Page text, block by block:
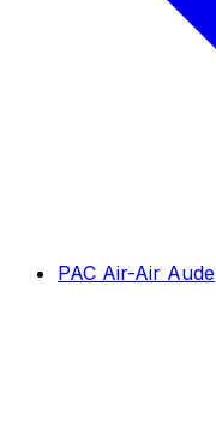
PAC Air-Air Aude